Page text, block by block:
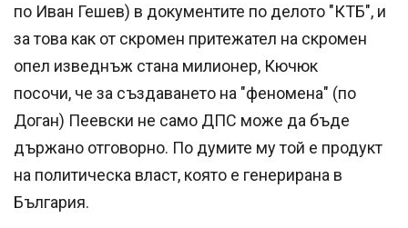
по Иван Гешев) в документите по делото "КТБ", и
за това как от скромен притежател на скромен
опел изведнъж стана милионер, Кючюк
посочи, че за създаването на "феномена" (по
Доган) Пеевски не само ДПС може да бъде
държано отговорно. По думите му той е продукт
на политическа власт, която е генерирана в
България.